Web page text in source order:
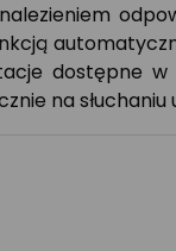
dostępne
na słuchaniu